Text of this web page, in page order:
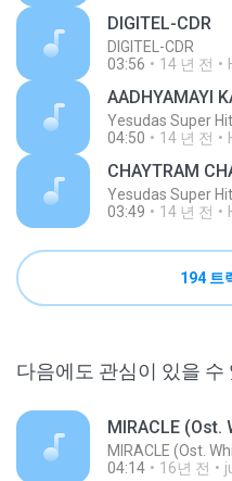
DIGITEL-CDR
DIGITEL-CDR
03:56
14 년 전
AADHYAMAYI
Yesudas Super
04:50
14 년 전
CHAYTRAM
Yesudas Super
03:49
14 년 전
194 트
다음에도 관심이 있을 수
MIRACLE (Ost.
04:14
16년 전